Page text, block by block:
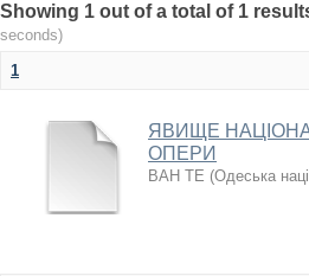
Showing 1 out of a total of 1
seconds)
1
ЯВИЩЕ
ОПЕРИ
ВАН ТЕ (Одеська